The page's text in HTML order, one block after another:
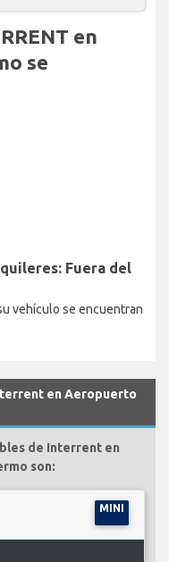
en
se
Fuera del
vehículo se encuentran
en Aeropuerto
de Interrent en
son:
MINI